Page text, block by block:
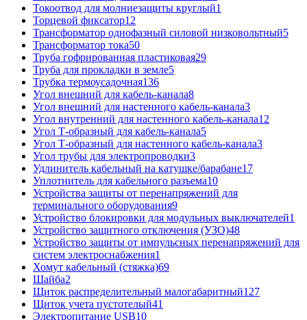
Токоотвод для молниезащиты круглый1
Торцевой фиксатор12
Трансформатор однофазный силовой низковольтный5
Трансформатор тока50
Труба гофрированная пластиковая29
Труба для прокладки в земле5
Трубка термоусадочная136
Угол внешний для кабель-канала8
Угол внешний для настенного кабель-канала3
Угол внутренний для настенного кабель-канала12
Угол Т-образный для кабель-канала5
Угол Т-образный для настенного кабель-канала3
Угол трубы для электропроводки3
Удлинитель кабельный на катушке/барабане17
Уплотнитель для кабельного разъема10
Устройства защиты от перенапряжений для
терминального оборудования9
Устройство блокировки для модульных выключателей1
Устройство защитного отключения (УЗО)48
Устройство защиты от импульсных перенапряжений для
систем электроснабжения1
Хомут кабельный (стяжка)69
Шайба2
Щиток распределительный малогабаритный127
Щиток учета пустотелый41
Электропитание USB10